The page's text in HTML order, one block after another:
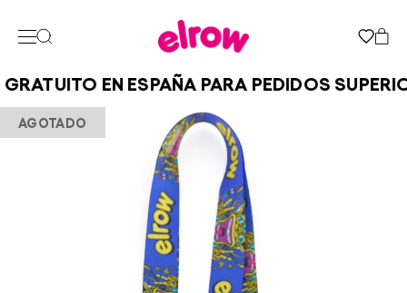
EN ESPAÑA PARA PEDIDOS
AGOTADO